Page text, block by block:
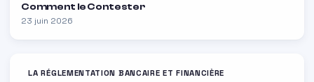
Comment le Contester
23 juin 2026
LA RÉGLEMENTATION BANCAIRE ET FINANCIÈRE